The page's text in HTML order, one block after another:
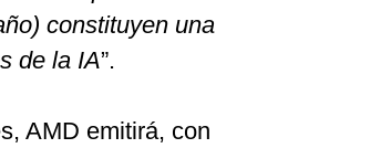
constituyen una
de la IA”.
AMD emitirá, con